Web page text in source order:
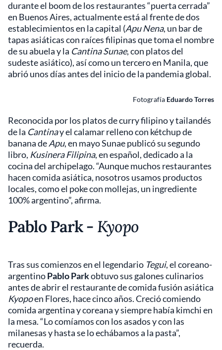
durante el boom de los restaurantes “puerta cerrada”
en Buenos Aires, actualmente está al frente de dos
establecimientos en la capital (Apu Nena, un bar de
tapas asiáticas con raíces filipinas que toma el nombre
de su abuela y la Cantina Sunae, con platos del
sudeste asiático), así como un tercero en Manila, que
abrió unos días antes del inicio de la pandemia global.
Fotografía Eduardo Torres
Reconocida por los platos de curry filipino y tailandés
de la Cantinay el calamar relleno con kétchup de
banana deApu, en mayo Sunae publicó su segundo
libro, Kusinera Filipina, en español, dedicado a la
cocina del archipelago. “Aunque muchos restaurantes
hacen comida asiática, nosotros usamos productos
locales, como el poke con mollejas, un ingrediente
100% argentino”, afirma.
Pablo Park - Kyopo
Tras sus comienzos en el legendario Tegui, el coreano-
argentinoPablo Parkobtuvo sus galones culinarios
antes de abrir el restaurante de comida fusión asiática
Kyopoen Flores, hace cinco años. Creció comiendo
comida argentina y coreana y siempre había kimchi en
la mesa. “Lo comíamos con los asados y con las
milanesas y hasta se lo echábamos a la pasta”,
recuerda.